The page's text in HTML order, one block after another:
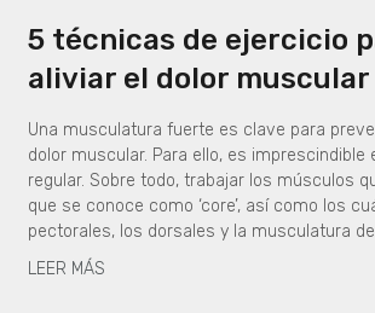
5 técnicas de ejercicio
aliviar el dolor muscular
Una musculatura fuerte es clave para
dolor muscular. Para ello, es imprescindible
regular. Sobre todo, trabajar los músculos
que se conoce como ‘core’, así como los
pectorales, los dorsales y la musculatura
LEER MÁS